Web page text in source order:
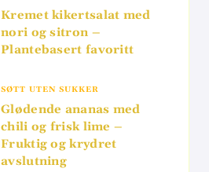
Kremet kikertsalat med
nori og sitron –
Plantebasert favoritt
SØTT UTEN SUKKER
Glødende ananas med
chili og frisk lime –
Fruktig og krydret
avslutning